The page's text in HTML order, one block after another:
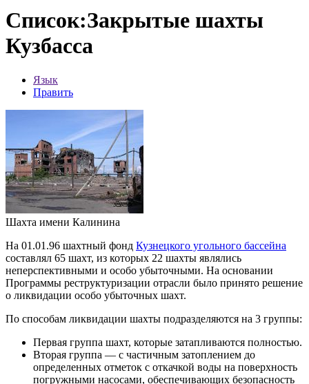
Список:Закрытые шахты
Кузбасса
Язык
Править
Шахта имени Калинина
На 01.01.96 шахтный фонд Кузнецкого угольного бассейна
составлял 65 шахт, из которых 22 шахты являлись
неперспективными и особо убыточными. На основании
Программы реструктуризации отрасли было принято решение
о ликвидации особо убыточных шахт.
По способам ликвидации шахты подразделяются на 3 группы:
Первая группа шахт, которые затапливаются полностью.
Вторая группа — с частичным затоплением до
определенных отметок с откачкой воды на поверхность
погружными насосами, обеспечивающих безопасность